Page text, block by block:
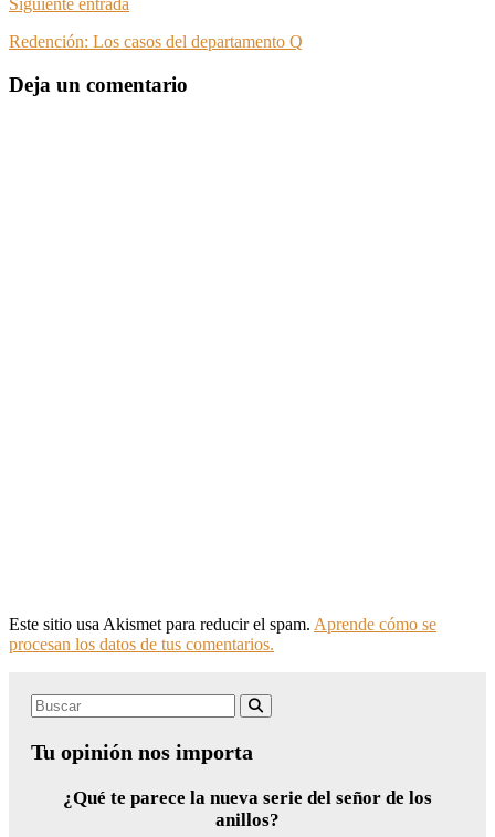
Siguiente entrada
Redención: Los casos del departamento Q
Deja un comentario
Este sitio usa Akismet para reducir el spam. Aprende cómo se
procesan los datos de tus comentarios.
Search
Tu opinión nos importa
¿Qué te parece la nueva serie del señor de los
anillos?